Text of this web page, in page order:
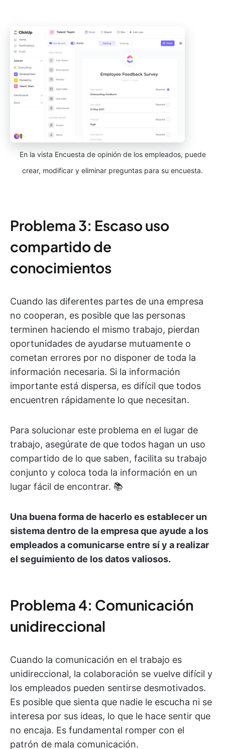
En la vista Encuesta de opinión de los empleados, puede
crear, modificar y eliminar preguntas para su encuesta.
Problema 3: Escaso uso
compartido de
conocimientos
Cuando las diferentes partes de una empresa
no cooperan, es posible que las personas
terminen haciendo el mismo trabajo, pierdan
oportunidades de ayudarse mutuamente o
cometan errores por no disponer de toda la
información necesaria. Si la información
importante está dispersa, es difícil que todos
encuentren rápidamente lo que necesitan.
Para solucionar este problema en el lugar de
trabajo, asegúrate de que todos hagan un uso
compartido de lo que saben, facilita su trabajo
conjunto y coloca toda la información en un
lugar fácil de encontrar. 📚
Una buena forma de hacerlo es establecer un
sistema dentro de la empresa que ayude a los
empleados a comunicarse entre sí y a realizar
el seguimiento de los datos valiosos.
Problema 4: Comunicación
unidireccional
Cuando la comunicación en el trabajo es
unidireccional, la colaboración se vuelve difícil y
los empleados pueden sentirse desmotivados.
Es posible que sienta que nadie le escucha ni se
interesa por sus ideas, lo que le hace sentir que
no encaja. Es fundamental romper con el
patrón de mala comunicación.